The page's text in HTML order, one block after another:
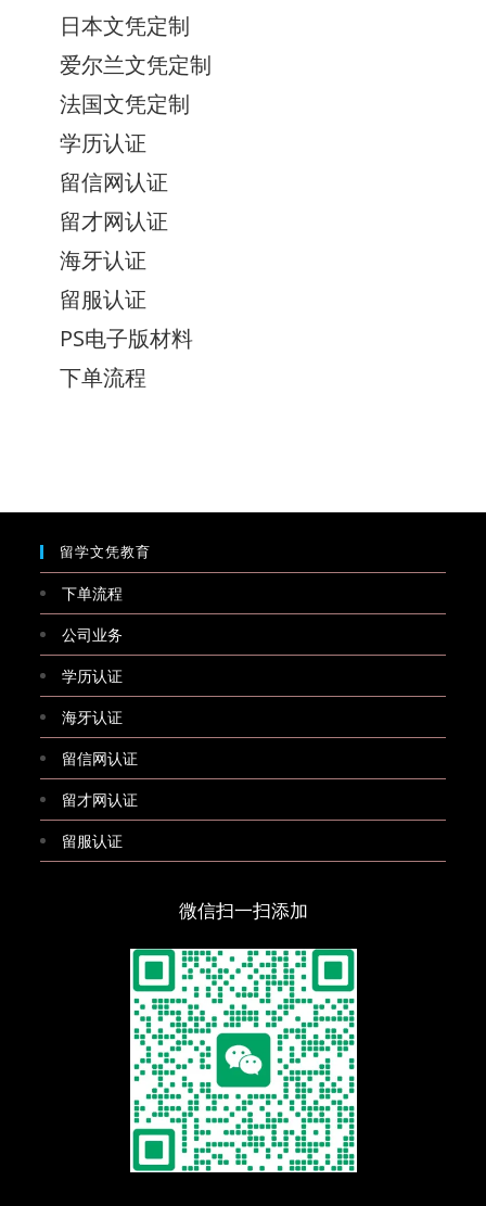
日本文凭定制
爱尔兰文凭定制
法国文凭定制
学历认证
留信网认证
留才网认证
海牙认证
留服认证
PS电子版材料
下单流程
留学文凭教育
下单流程
公司业务
学历认证
海牙认证
留信网认证
留才网认证
留服认证
微信扫一扫添加